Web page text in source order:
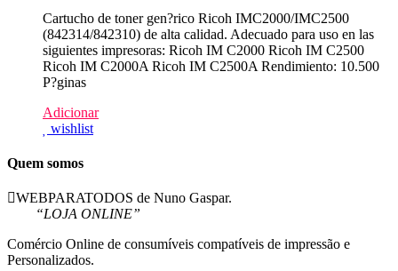
Cartucho de toner gen?rico Ricoh IMC2000/IMC2500
(842314/842310) de alta calidad. Adecuado para uso en las
siguientes impresoras: Ricoh IM C2000 Ricoh IM C2500
Ricoh IM C2000A Ricoh IM C2500A Rendimiento: 10.500
P?ginas
Adicionar
wishlist
Quem somos
WEBPARATODOS de Nuno Gaspar.
“LOJA ONLINE”
Comércio Online de consumíveis compatíveis de impressão e
Personalizados.